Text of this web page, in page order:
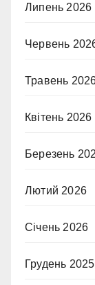
Липень 2026
Червень
Травень
Квітень 2026
Березень
Лютий 2026
Січень 2026
Грудень 2025